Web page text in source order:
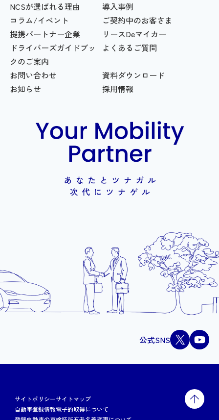
NCSが選ばれる理由
導入事例
コラム/イベント
ご契約中のお客さま
提携パートナー企業
リースDeマイカー
ドライバーズガイドブッ
クのご案内
よくあるご質問
お問い合わせ
資料ダウンロード
お知らせ
採用情報
公式SNS
サイトポリシーサイトマップ
自動車登録情報電子的取得について